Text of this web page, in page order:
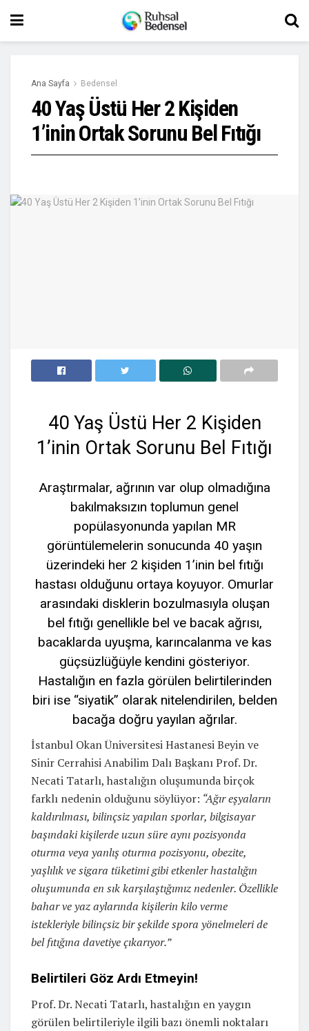
Ana Sayfa Bedensel
40 Yaş Üstü Her 2 Kişiden
1’inin Ortak Sorunu Bel Fıtığı
40 Yaş Üstü Her 2 Kişiden
1’inin Ortak Sorunu Bel Fıtığı
Araştırmalar, ağrının var olup olmadığına
bakılmaksızın toplumun genel
popülasyonunda yapılan MR
görüntülemelerin sonucunda 40 yaşın
üzerindeki her 2 kişiden 1’inin bel fıtığı
hastası olduğunu ortaya koyuyor. Omurlar
arasındaki disklerin bozulmasıyla oluşan
bel fıtığı genellikle bel ve bacak ağrısı,
bacaklarda uyuşma, karıncalanma ve kas
güçsüzlüğüyle kendini gösteriyor.
Hastalığın en fazla görülen belirtilerinden
biri ise “siyatik” olarak nitelendirilen, belden
bacağa doğru yayılan ağrılar.
İstanbul Okan Üniversitesi Hastanesi Beyin ve
Sinir Cerrahisi Anabilim Dalı Başkanı Prof. Dr.
Necati Tatarlı, hastalığın oluşumunda birçok
farklı nedenin olduğunu söylüyor: “Ağır eşyaların
kaldırılması, bilinçsiz yapılan sporlar, bilgisayar
başındaki kişilerde uzun süre aynı pozisyonda
oturma veya yanlış oturma pozisyonu, obezite,
yaşlılık ve sigara tüketimi gibi etkenler hastalığın
oluşumunda en sık karşılaştığımız nedenler. Özellikle
bahar ve yaz aylarında kişilerin kilo verme
istekleriyle bilinçsiz bir şekilde spora yönelmeleri de
bel fıtığına davetiye çıkarıyor.”
Belirtileri Göz Ardı Etmeyin!
Prof. Dr. Necati Tatarlı, hastalığın en yaygın
görülen belirtileriyle ilgili bazı önemli noktaları